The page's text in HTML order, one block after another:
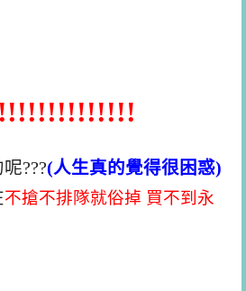
!!!!!!!!!!!!!!
???(人生真的覺得很困惑)
不搶不排隊就俗掉 買不到永